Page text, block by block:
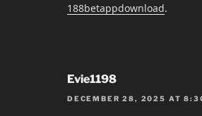
188betappdownload.
Evie1198
DECEMBER 28, 2025 AT